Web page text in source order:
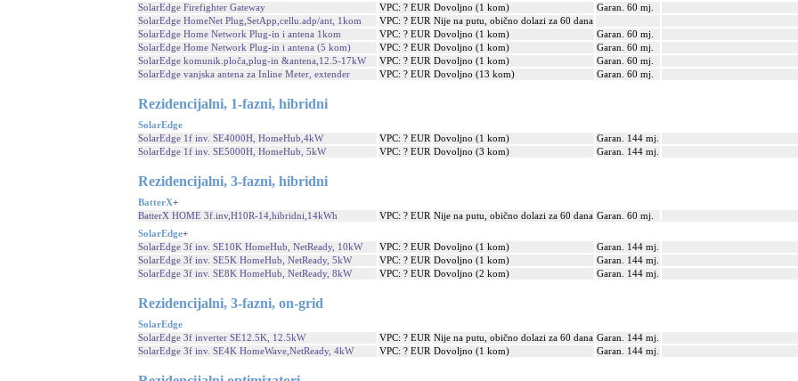
SolarEdge Firefighter Gateway
VPC: ? EUR Dovoljno (1 kom)
Garan. 60 mj.
SolarEdge HomeNet Plug,SetApp,cellu.adp/ant, 1kom
VPC: ? EUR Nije na putu, obično dolazi za 60 dana
SolarEdge Home Network Plug-in i antena 1kom
VPC: ? EUR Dovoljno (1 kom)
Garan. 60 mj.
SolarEdge Home Network Plug-in i antena (5 kom)
VPC: ? EUR Dovoljno (1 kom)
Garan. 60 mj.
SolarEdge komunik.ploča,plug-in &antena,12.5-17kW
VPC: ? EUR Dovoljno (1 kom)
Garan. 60 mj.
SolarEdge vanjska antena za Inline Meter, extender
VPC: ? EUR Dovoljno (13 kom) Garan. 60 mj.
Rezidencijalni, 1-fazni, hibridni
SolarEdge
SolarEdge 1f inv. SE4000H, HomeHub,4kW
VPC: ? EUR Dovoljno (1 kom)
Garan. 144 mj.
SolarEdge 1f inv. SE5000H, HomeHub, 5kW
VPC: ? EUR Dovoljno (3 kom) Garan. 144 mj.
Rezidencijalni, 3-fazni, hibridni
BatterX+
BatterX HOME 3f.inv,H10R-14,hibridni,14kWh
VPC: ? EUR Nije na putu, obično dolazi za 60 dana Garan. 60 mj.
SolarEdge+
SolarEdge 3f inv. SE10K HomeHub, NetReady, 10kW
VPC: ? EUR Dovoljno (1 kom)
Garan. 144 mj.
SolarEdge 3f inv. SE5K HomeHub, NetReady, 5kW
VPC: ? EUR Dovoljno (1 kom)
Garan. 144 mj.
SolarEdge 3f inv. SE8K HomeHub, NetReady, 8kW
VPC: ? EUR Dovoljno (2 kom) Garan. 144 mj.
Rezidencijalni, 3-fazni, on-grid
SolarEdge
SolarEdge 3f inverter SE12.5K, 12.5kW
VPC: ? EUR Nije na putu, obično dolazi za 60 dana Garan. 144 mj.
SolarEdge 3f inv. SE4K HomeWave,NetReady, 4kW
VPC: ? EUR Dovoljno (1 kom) Garan. 144 mj.